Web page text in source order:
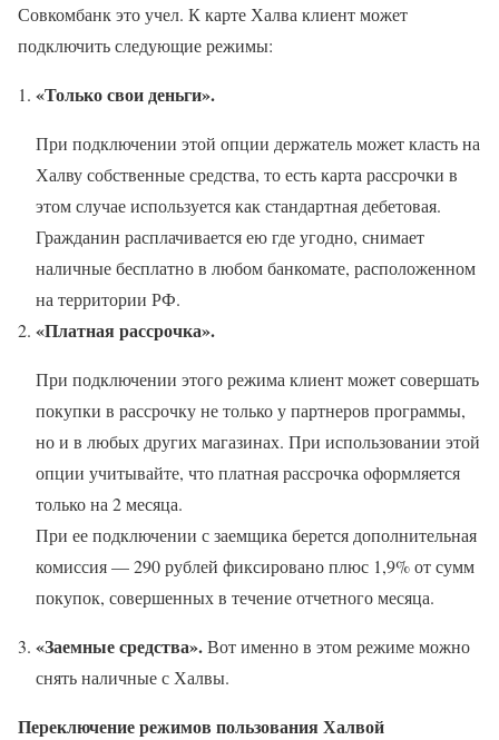
Совкомбанк это учел. К карте Халва клиент может
подключить следующие режимы:
«Только свои деньги».
При подключении этой опции держатель может класть на
Халву собственные средства, то есть карта рассрочки в
этом случае используется как стандартная дебетовая.
Гражданин расплачивается ею где угодно, снимает
наличные бесплатно в любом банкомате, расположенном
на территории РФ.
«Платная рассрочка».
При подключении этого режима клиент может совершать
покупки в рассрочку не только у партнеров программы,
но и в любых других магазинах. При использовании этой
опции учитывайте, что платная рассрочка оформляется
только на 2 месяца.
При ее подключении с заемщика берется дополнительная
комиссия — 290 рублей фиксировано плюс 1,9% от сумм
покупок, совершенных в течение отчетного месяца.
«Заемные средства».Вот именно в этом режиме можно
снять наличные с Халвы.
Переключение режимов пользования Халвой